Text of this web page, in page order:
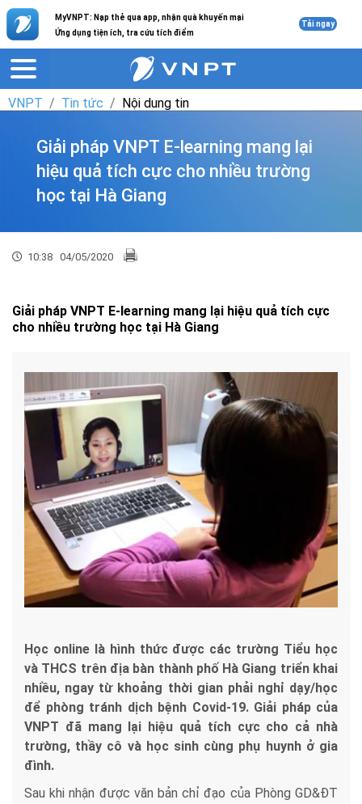
MyVNPT: Nạp thẻ qua app, nhận quà khuyến mại
Ứng dụng tiện ích, tra cứu tích điểm
Tải ngay
VNPT Tin tức Nội dung tin
Giải pháp VNPT E-learning mang lại
hiệu quả tích cực cho nhiều trường
học tại Hà Giang
10:38 04/05/2020
Giải pháp VNPT E-learning mang lại hiệu quả tích cực
cho nhiều trường học tại Hà Giang
Học online là hình thức được các trường Tiểu học
và THCS trên địa bàn thành phố Hà Giang triển khai
nhiều, ngay từ khoảng thời gian phải nghỉ dạy/học
để phòng tránh dịch bệnh Covid-19. Giải pháp của
VNPT đã mang lại hiệu quả tích cực cho cả nhà
trường, thầy cô và học sinh cùng phụ huynh ở gia
đình.
Sau khi nhận được văn bản chỉ đạo của Phòng GD&ĐT